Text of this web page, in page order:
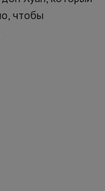
чтобы